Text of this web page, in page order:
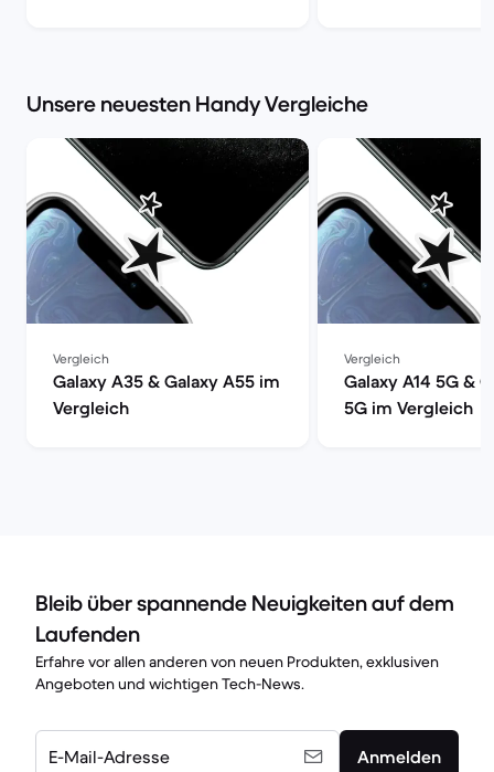
Unsere neuesten Handy Vergleiche
Vergleich
Galaxy A35 & Galaxy A55 im
Vergleich
Vergleich
Galaxy A14 5G &
5G im Vergleich
Bleib über spannende Neuigkeiten auf dem
Laufenden
Erfahre vor allen anderen von neuen Produkten, exklusiven
Angeboten und wichtigen Tech-News.
E-Mail-Adresse Anmelden